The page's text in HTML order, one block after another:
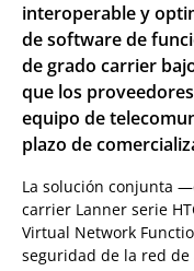
interoperable y
de software de
de grado carrier
que los
equipo de
plazo de
La solución conjunta
carrier Lanner serie
Virtual Network
seguridad de la red